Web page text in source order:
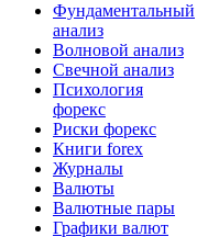
Фундаментальный
анализ
Волновой анализ
Свечной анализ
Психология
форекс
Риски форекс
Книги forex
Журналы
Валюты
Валютные пары
Графики валют